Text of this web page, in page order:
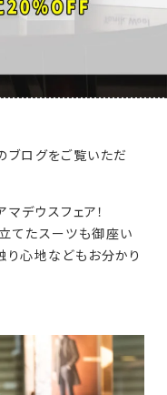
ブログをご覧いただ
デウスフェア！
てたスーツも御座い
り心地などもお分かり